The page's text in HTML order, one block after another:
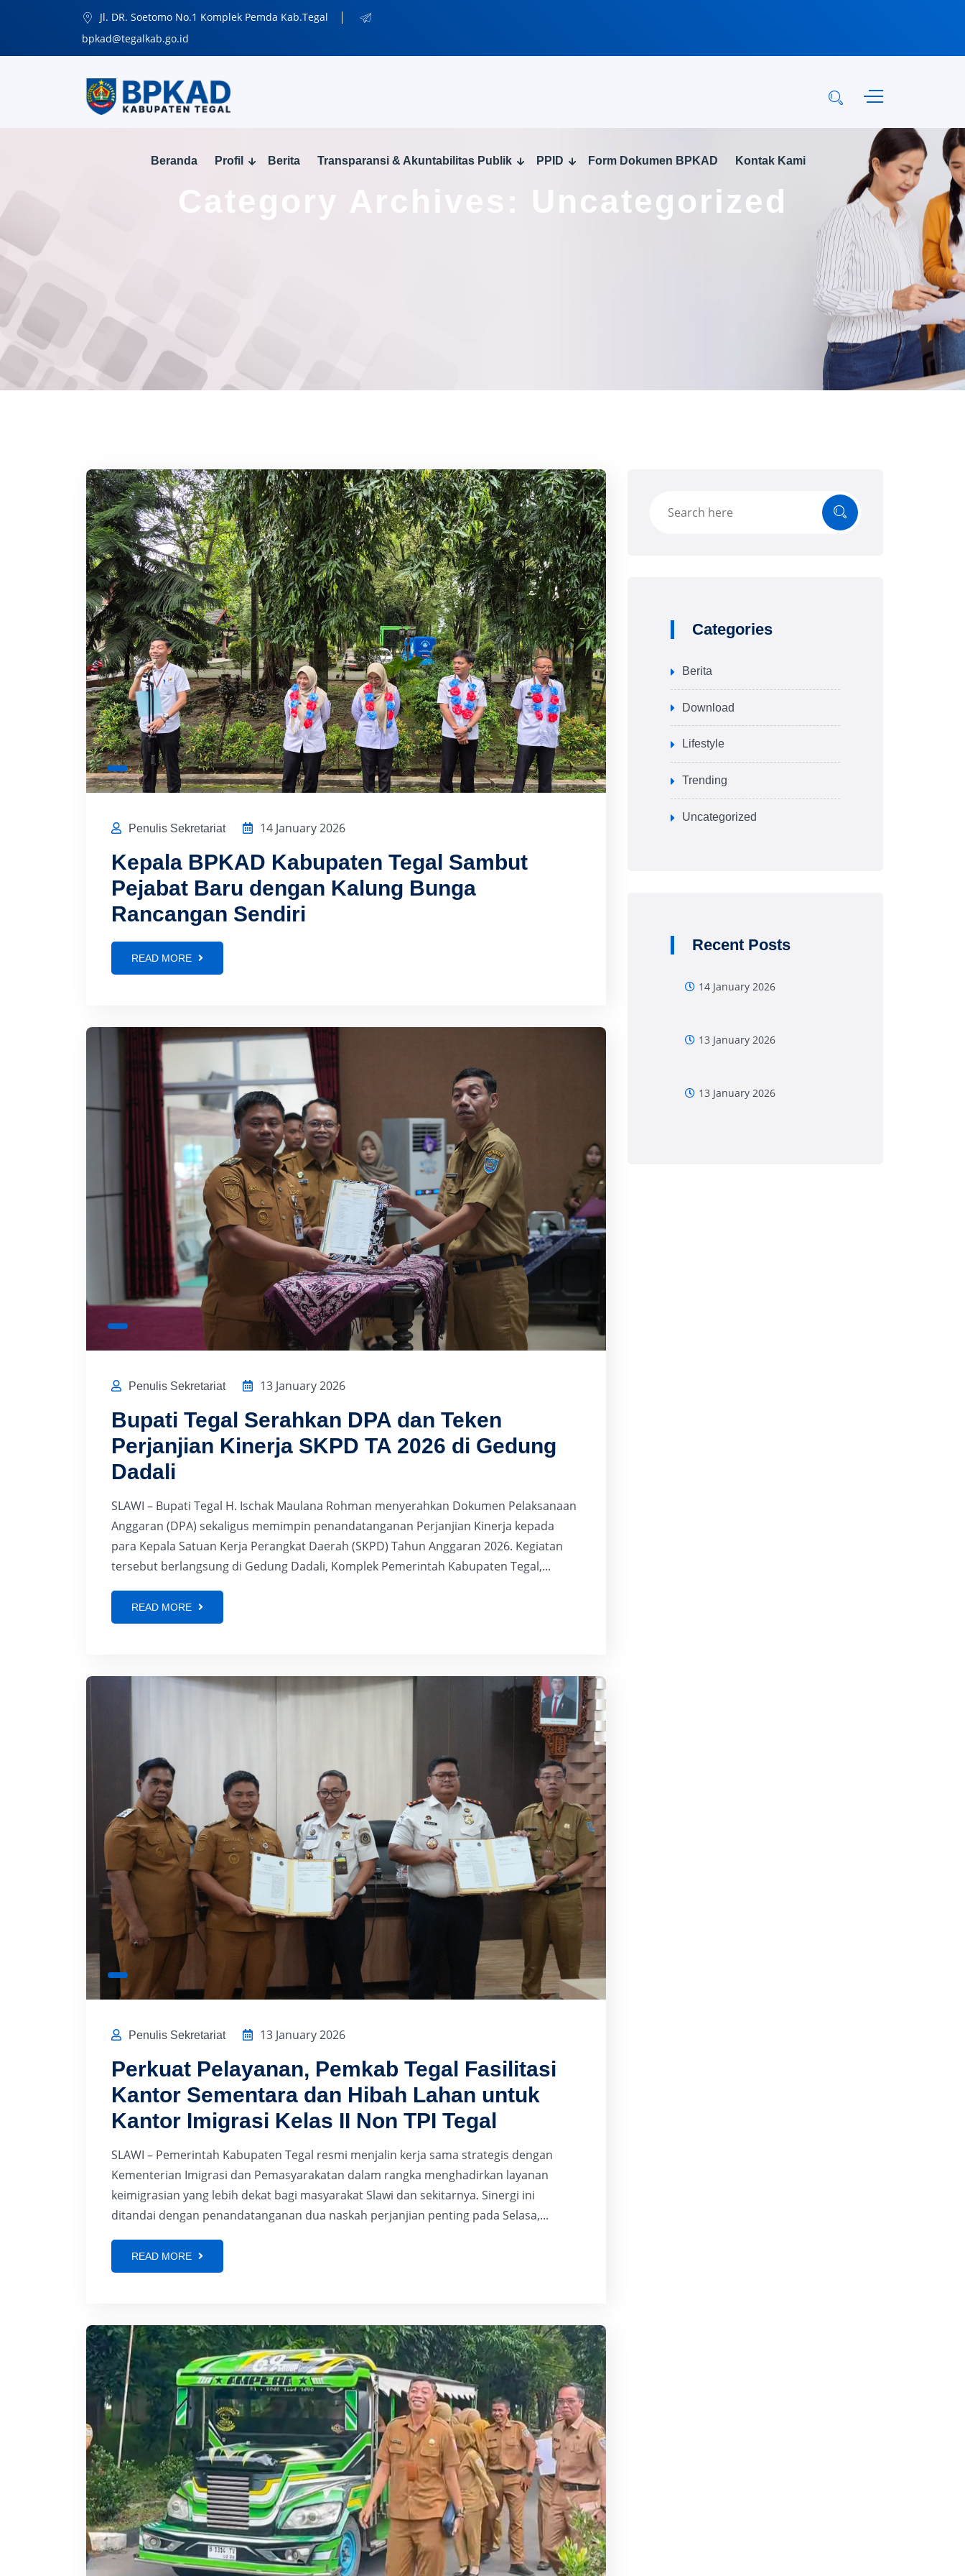
Jl. DR. Soetomo No.1 Komplek Pemda Kab.Tegal
bpkad@tegalkab.go.id
Beranda Profil Berita Transparansi & Akuntabilitas Publik PPID Form Dokumen BPKAD Kontak Kami
Category Archives: Uncategorized
Penulis Sekretariat 14 January 2026
Kepala BPKAD Kabupaten Tegal Sambut
Pejabat Baru dengan Kalung Bunga
Rancangan Sendiri
READ MORE
Penulis Sekretariat 13 January 2026
Bupati Tegal Serahkan DPA dan Teken
Perjanjian Kinerja SKPD TA 2026 di Gedung
Dadali
SLAWI – Bupati Tegal H. Ischak Maulana Rohman menyerahkan Dokumen Pelaksanaan
Anggaran (DPA) sekaligus memimpin penandatanganan Perjanjian Kinerja kepada
para Kepala Satuan Kerja Perangkat Daerah (SKPD) Tahun Anggaran 2026. Kegiatan
tersebut berlangsung di Gedung Dadali, Komplek Pemerintah Kabupaten Tegal,...
READ MORE
Penulis Sekretariat 13 January 2026
Perkuat Pelayanan, Pemkab Tegal Fasilitasi
Kantor Sementara dan Hibah Lahan untuk
Kantor Imigrasi Kelas II Non TPI Tegal
SLAWI – Pemerintah Kabupaten Tegal resmi menjalin kerja sama strategis dengan
Kementerian Imigrasi dan Pemasyarakatan dalam rangka menghadirkan layanan
keimigrasian yang lebih dekat bagi masyarakat Slawi dan sekitarnya. Sinergi ini
ditandai dengan penandatanganan dua naskah perjanjian penting pada Selasa,...
READ MORE
Categories
Berita
Download
Lifestyle
Trending
Uncategorized
Recent Posts
14 January 2026
13 January 2026
13 January 2026